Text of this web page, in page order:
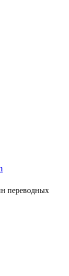
переводных